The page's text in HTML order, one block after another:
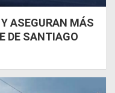
ASEGURAN MÁS
DE SANTIAGO